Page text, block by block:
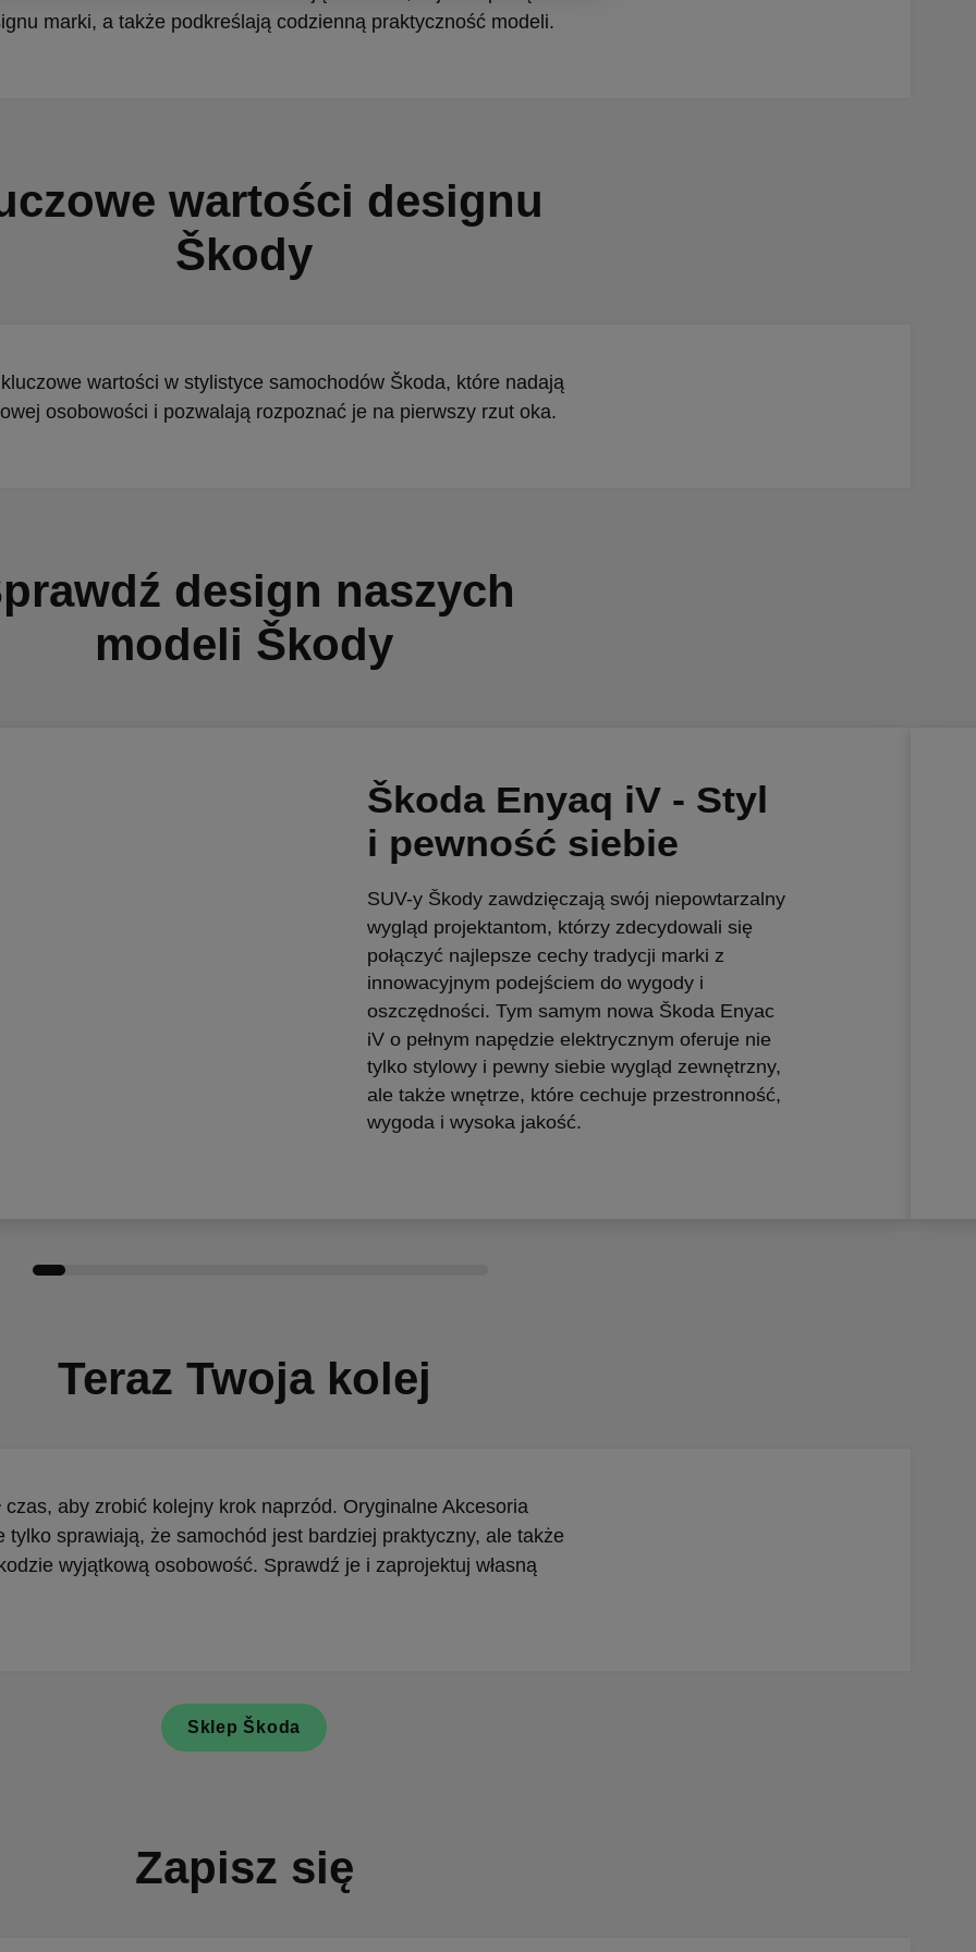
marki, a także podkreślają codzienną praktyczność modeli.
wartości designu
Škody
wartości w stylistyce samochodów Škoda, które nadają
osobowości i pozwalają rozpoznać je na pierwszy rzut oka.
design naszych
modeli Škody
Škoda Enyaq iV - Styl
i pewność siebie
SUV-y Škody zawdzięczają swój niepowtarzalny
wygląd projektantom, którzy zdecydowali się
połączyć najlepsze cechy tradycji marki z
innowacyjnym podejściem do wygody i
oszczędności. Tym samym nowa Škoda Enyac
iV o pełnym napędzie elektrycznym oferuje nie
tylko stylowy i pewny siebie wygląd zewnętrzny,
ale także wnętrze, które cechuje przestronność,
wygoda i wysoka jakość.
Teraz Twoja kolej
czas, aby zrobić kolejny krok naprzód. Oryginalne Akcesoria
tylko sprawiają, że samochód jest bardziej praktyczny, ale także
wyjątkową osobowość. Sprawdź je i zaprojektuj własną
Sklep Škoda
Zapisz się